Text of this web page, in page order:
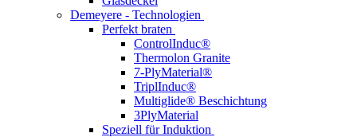
Demeyere - Technologien
Perfekt braten
ControlInduc®
Thermolon Granite
7-PlyMaterial®
TriplInduc®
Multiglide® Beschichtung
3PlyMaterial
Speziell für Induktion